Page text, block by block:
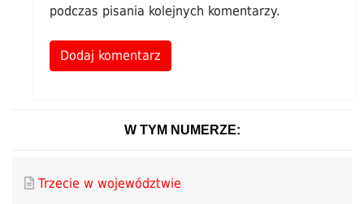
podczas pisania kolejnych komentarzy.
W TYM NUMERZE:
Trzecie w województwie